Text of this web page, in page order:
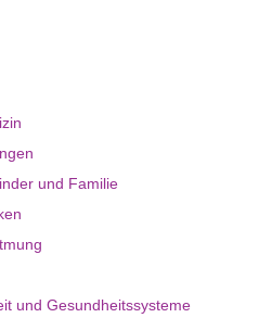
und Familie
und Gesundheitssysteme